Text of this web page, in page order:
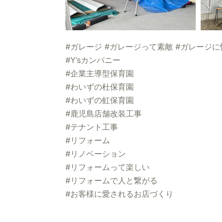
#ガレージ #ガレージって素敵 #ガレージに
#Y’sカンパニー
#企業主導型保育園
#わいずの杜保育園
#わいずの虹保育園
#鹿児島店舗改装工事
#テナント工事
#リフォーム
#リノベーション
#リフォームって楽しい
#リフォームで人と繋がる
#お客様に愛されるお店づくり